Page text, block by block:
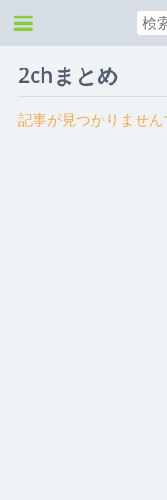
2chまとめ
記事が見つかりません